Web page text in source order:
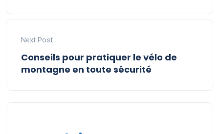
Next Post
Conseils pour pratiquer le vélo de
montagne en toute sécurité